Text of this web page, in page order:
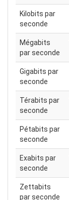
Kilobits par
seconde
Mégabits
par seconde
Gigabits par
seconde
Térabits par
seconde
Pétabits par
seconde
Exabits par
seconde
Zettabits
par seconde